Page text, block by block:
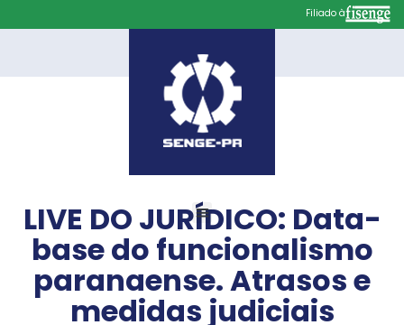
Filiado à
LIVE DO JURÍDICO: Data-
base do funcionalismo
paranaense. Atrasos e
medidas judiciais